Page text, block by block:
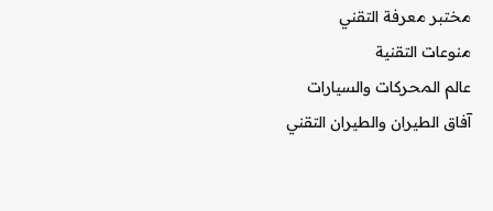
مختبر معرفة التقني
منوعات التقنية
عالم المحركات والسيارات
آفاق الطيران والطيران التقني